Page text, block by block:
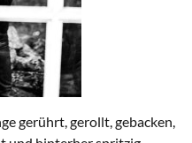
gerührt, gerollt, gebacken,